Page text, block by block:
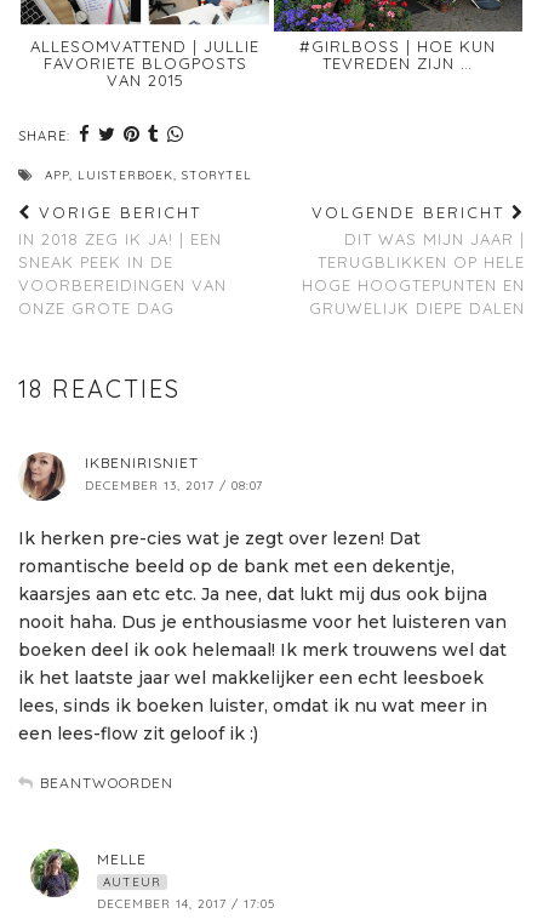
ALLESOMVATTEND | JULLIE
FAVORIETE BLOGPOSTS
VAN 2015
#GIRLBOSS | HOE KUN
TEVREDEN ZIJN …
SHARE:
APP, LUISTERBOEK, STORYTEL
VORIGE BERICHT
IN 2018 ZEG IK JA! | EEN
SNEAK PEEK IN DE
VOORBEREIDINGEN VAN
ONZE GROTE DAG
VOLGENDE BERICHT
DIT WAS MIJN JAAR |
TERUGBLIKKEN OP HELE
HOGE HOOGTEPUNTEN EN
GRUWELIJK DIEPE DALEN
18 REACTIES
IKBENIRISNIET
DECEMBER 13, 2017 / 08:07
Ik herken pre-cies wat je zegt over lezen! Dat
romantische beeld op de bank met een dekentje,
kaarsjes aan etc etc. Ja nee, dat lukt mij dus ook bijna
nooit haha. Dus je enthousiasme voor het luisteren van
boeken deel ik ook helemaal! Ik merk trouwens wel dat
ik het laatste jaar wel makkelijker een echt leesboek
lees, sinds ik boeken luister, omdat ik nu wat meer in
een lees-flow zit geloof ik :)
BEANTWOORDEN
MELLE
AUTEUR
DECEMBER 14, 2017 / 17:05